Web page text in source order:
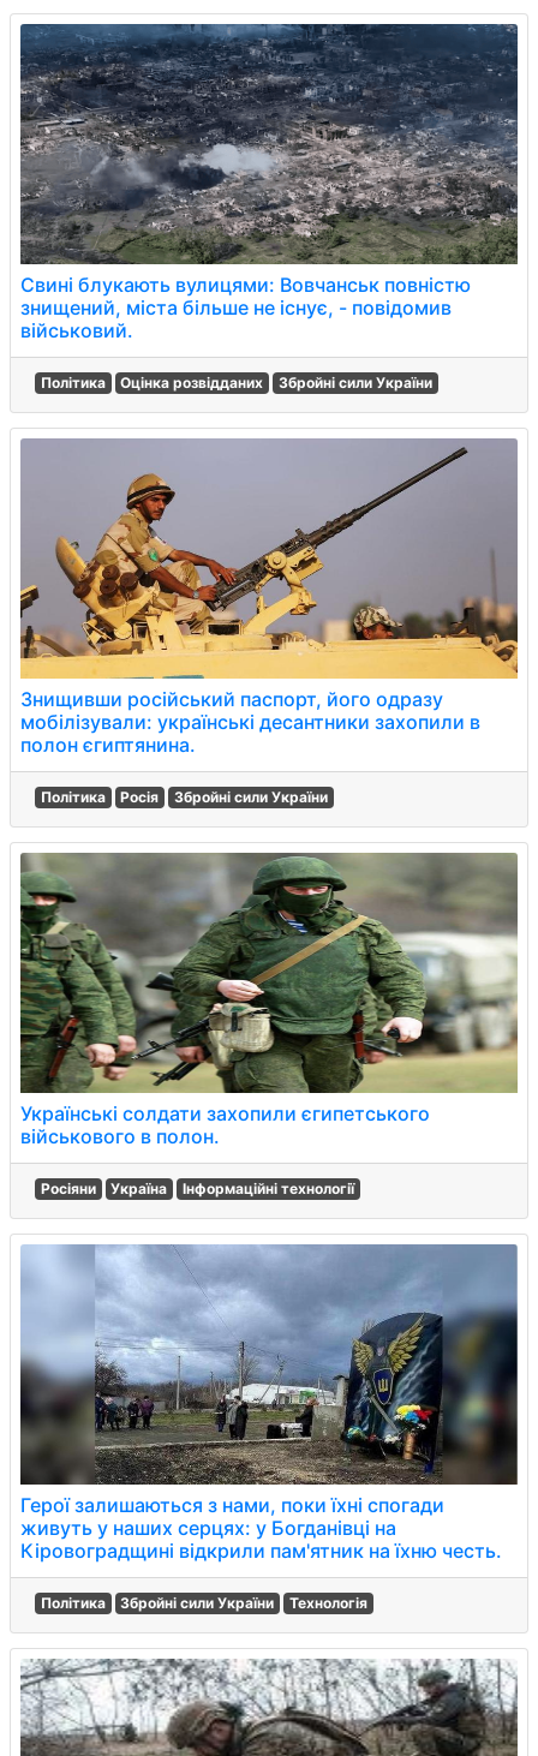
Свині блукають вулицями: Вовчанськ повністю
знищений, міста більше не існує, - повідомив
військовий.
Політика Оцінка розвідданих Збройні сили України
Знищивши російський паспорт, його одразу
мобілізували: українські десантники захопили в
полон єгиптянина.
Політика Росія Збройні сили України
Українські солдати захопили єгипетського
військового в полон.
Росіяни Україна Інформаційні технології
Герої залишаються з нами, поки їхні спогади
живуть у наших серцях: у Богданівці на
Кіровоградщині відкрили пам'ятник на їхню честь.
Політика Збройні сили України Технологія